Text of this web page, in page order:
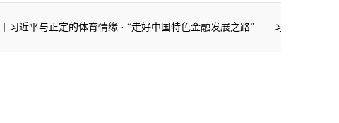
定的体育情缘·“走好中国特色金融发展之路”——习近平同志在福建金融论